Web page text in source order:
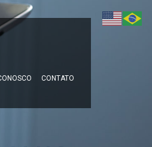
CONTATO